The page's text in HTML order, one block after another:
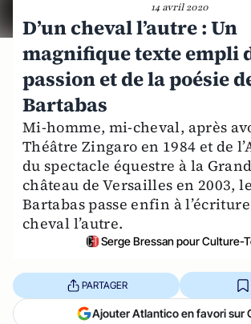
14 avril 2020
D’un cheval l’autre : Un
magnifique texte empli
passion et de la poésie
Bartabas
Mi-homme, mi-cheval, après
Théâtre Zingaro en 1984 et de
du spectacle équestre à la
château de Versailles en 2003,
Bartabas passe enfin à l’écriture
cheval l’autre.
Serge Bressan pour Culture-
PARTAGER
Ajouter Atlantico en favori sur